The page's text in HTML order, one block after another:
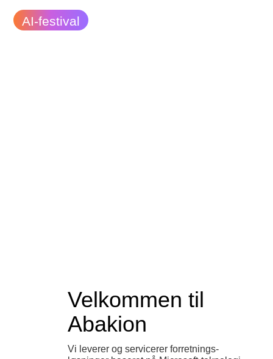
AI-festival
Velkommen til
Abakion
Vi leverer og servicerer forretnings­